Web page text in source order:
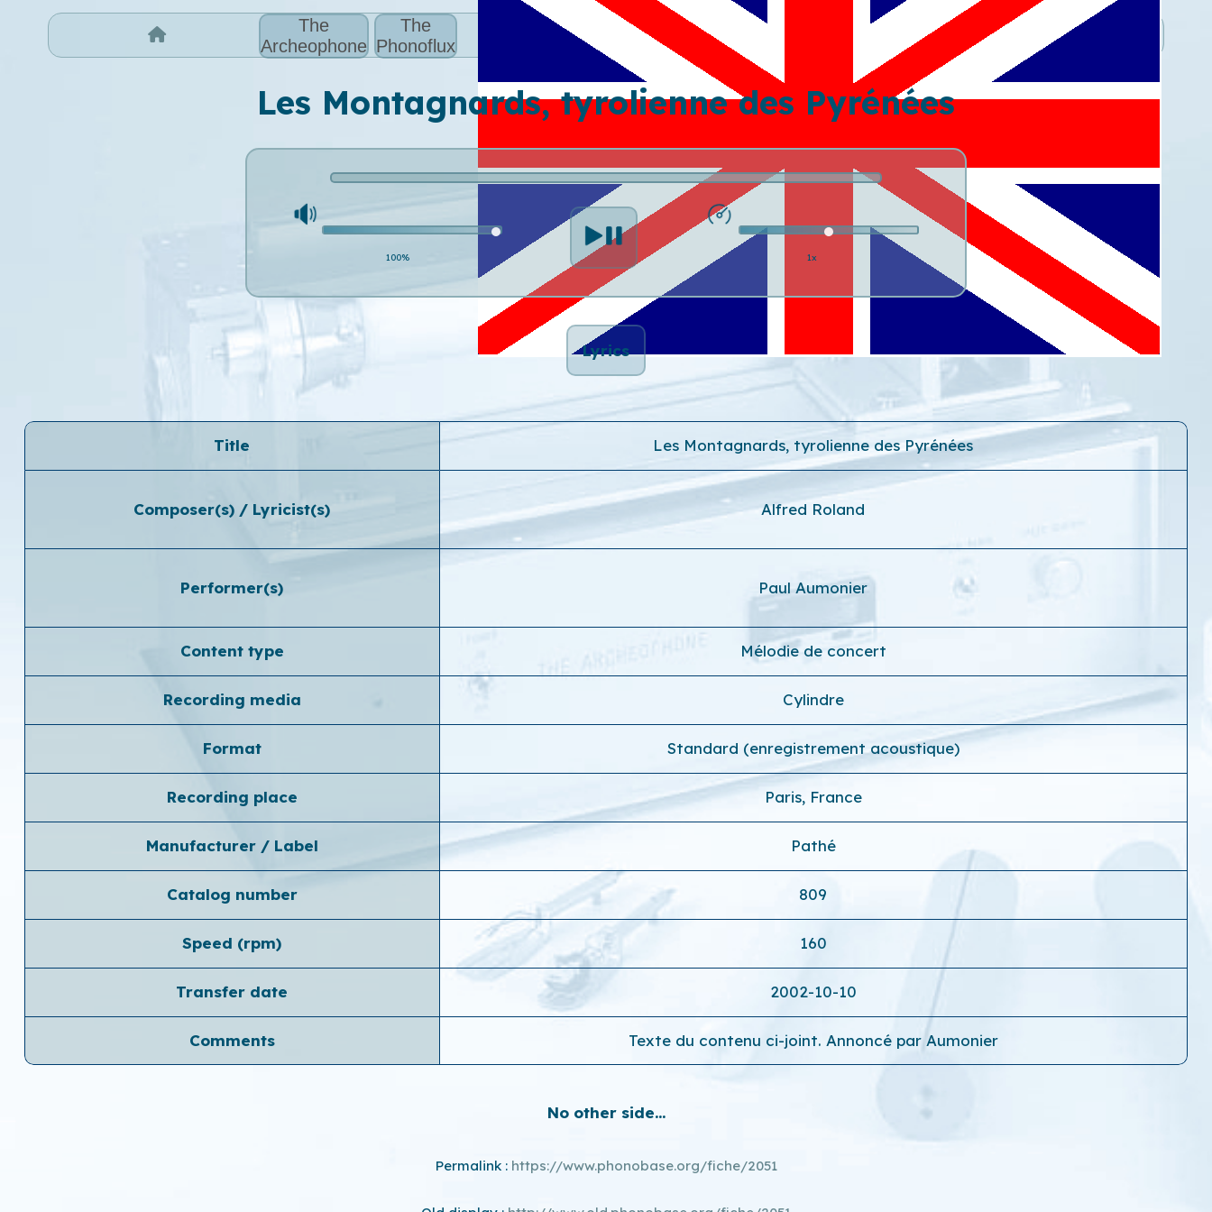
The
Archeophone
The
Phonoflux
Les Montagnards, tyrolienne des Pyrénées
100% 1x
Lyrics
Title Les Montagnards, tyrolienne des Pyrénées
Composer(s) / Lyricist(s) Alfred Roland
Performer(s) Paul Aumonier
Content type Mélodie de concert
Recording media Cylindre
Format Standard (enregistrement acoustique)
Recording place Paris, France
Manufacturer / Label Pathé
Catalog number 809
Speed ​​(rpm) 160
Transfer date 2002-10-10
Comments Texte du contenu ci-joint. Annoncé par Aumonier
No other side...
Permalink : https://www.phonobase.org/fiche/2051